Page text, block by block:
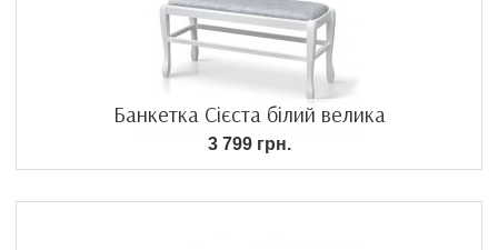
Банкетка Сієста білий велика
3 799 грн.